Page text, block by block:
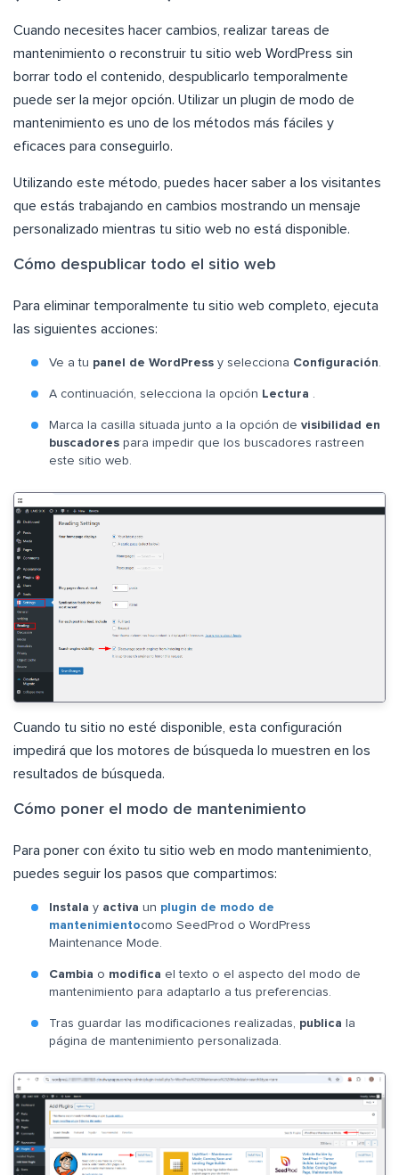
Cuando necesites hacer cambios, realizar tareas de
mantenimiento o reconstruir tu sitio web WordPress sin
borrar todo el contenido, despublicarlo temporalmente
puede ser la mejor opción. Utilizar un plugin de modo de
mantenimiento es uno de los métodos más fáciles y
eficaces para conseguirlo.
Utilizando este método, puedes hacer saber a los visitantes
que estás trabajando en cambios mostrando un mensaje
personalizado mientras tu sitio web no está disponible.
Cómo despublicar todo el sitio web
Para eliminar temporalmente tu sitio web completo, ejecuta
las siguientes acciones:
Ve a tu panel de WordPress y selecciona Configuración.
A continuación, selecciona la opción Lectura .
Marca la casilla situada junto a la opción de visibilidad en
buscadores para impedir que los buscadores rastreen
este sitio web.
Cuando tu sitio no esté disponible, esta configuración
impedirá que los motores de búsqueda lo muestren en los
resultados de búsqueda.
Cómo poner el modo de mantenimiento
Para poner con éxito tu sitio web en modo mantenimiento,
puedes seguir los pasos que compartimos:
Instala y activa un plugin de modo de
mantenimientocomo SeedProd o WordPress
Maintenance Mode.
Cambia o modifica el texto o el aspecto del modo de
mantenimiento para adaptarlo a tus preferencias.
Tras guardar las modificaciones realizadas, publica
la
página de mantenimiento personalizada.